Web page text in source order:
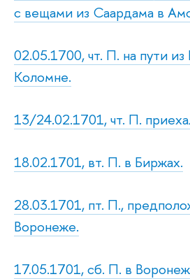
с вещами из Саардама в
02.05.1700, чт. П. на пути
Коломне.
13/24.02.1701, чт. П.
18.02.1701, вт. П. в Биржах.
28.03.1701, пт. П.,
Воронеже.
17.05.1701, сб. П. в